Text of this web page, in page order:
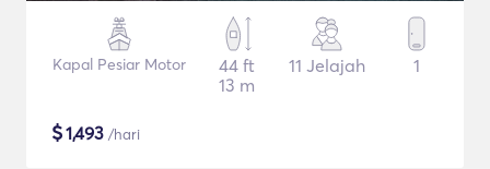
Kapal Pesiar Motor
44 ft
13 m
11 Jelajah 1
$1,493 /hari